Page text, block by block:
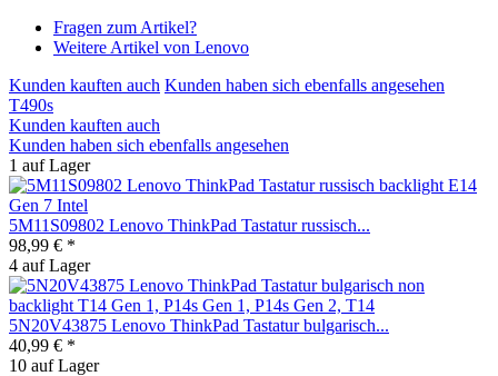
Fragen zum Artikel?
Weitere Artikel von Lenovo
Kunden kauften auch Kunden haben sich ebenfalls angesehen
T490s
Kunden kauften auch
Kunden haben sich ebenfalls angesehen
1 auf Lager
5M11S09802 Lenovo ThinkPad Tastatur russisch...
98,99 € *
4 auf Lager
5N20V43875 Lenovo ThinkPad Tastatur bulgarisch...
40,99 € *
10 auf Lager